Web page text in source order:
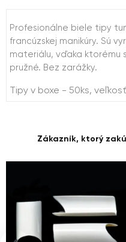
Profesionálne biele tipy
francúzskej manikúry. Sú
materiálu, vďaka
pružné. Bez zarážky.
Tipy v boxe - 50ks,
Zákazník, ktorý